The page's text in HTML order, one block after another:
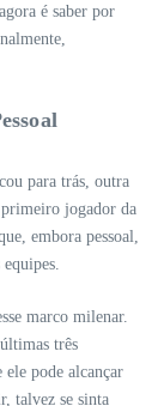
é saber por
para trás, outra
jogador da
embora pessoal,
marco milenar.
três
ele pode alcançar
talvez se sinta